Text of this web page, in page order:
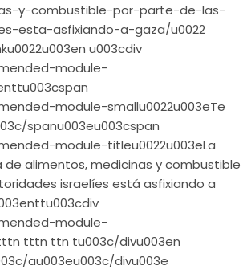
y-combustible-por-parte-de-las-
esta-asfixiando-a-gaza/u0022
u003cdiv
module-
module-smallu0022u003eTe
spanu003eu003cspan
module-titleu0022u003eLa
alimentos, medicinas y combustible
israelíes está asfixiando a
module-
tttn ttn tu003c/divu003en
au003eu003c/divu003e